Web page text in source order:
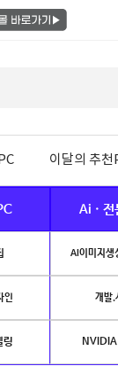
이달의 추천
Ai · 전
AI이미지생
인 개발.
링